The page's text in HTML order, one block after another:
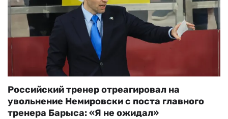
Российский тренер отреагировал на
увольнение Немировски с поста главного
тренера Барыса: «‎Я не ожидал»